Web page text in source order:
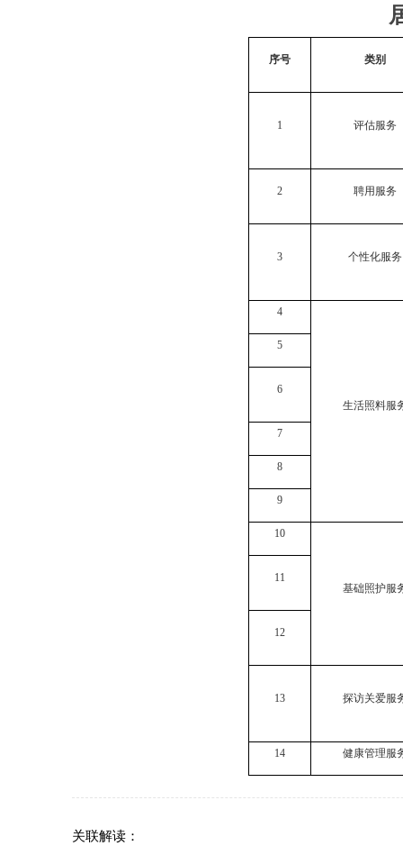
序号 类别
1 评估服务
2 聘用服务
3 个性化服务
4
生活照料服
5
6
7
8
9
10
基础照护服
11
12
13 探访关爱服
14 健康管理服
关联解读：